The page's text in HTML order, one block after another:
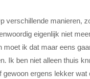
verschillende manieren,
eigenlijk niet
ik dat maar eens
Ik ben niet alleen thuis
gewoon ergens lekker wat